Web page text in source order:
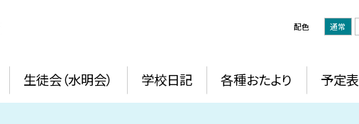
配色 通常
生徒会（水明会） 学校日記 各種おたより 予定表